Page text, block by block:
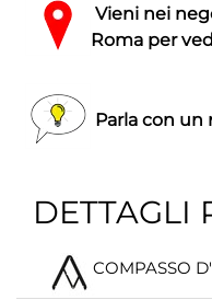
Vieni nei
Roma per
Parla con
DETTAGLI
COMPASSO